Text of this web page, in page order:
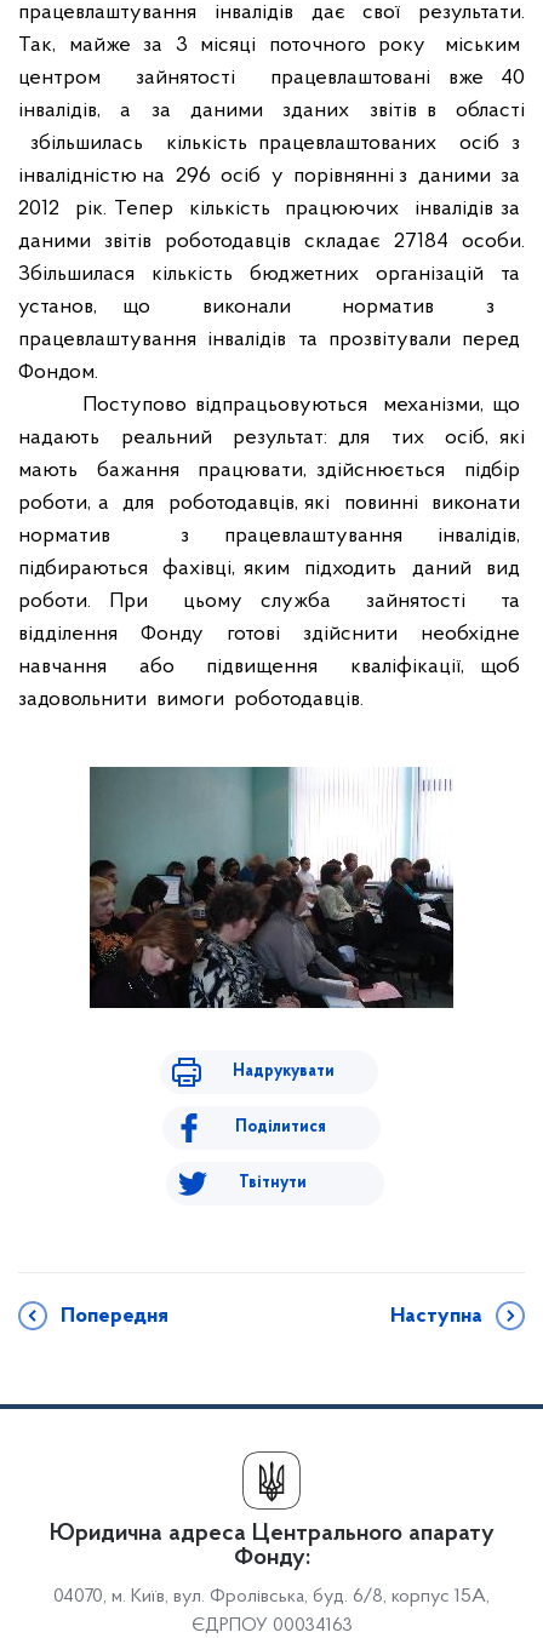
працевлаштування
інвалідів дає свої
результати.
Так,
майже за 3 місяці поточного року
міським
центром
зайнятості
працевлаштовані вже 40
інвалідів,
а за даними зданих звітів в
області
збільшилась
кількість працевлаштованих
осіб з
інвалідністю на 296 осіб у порівнянні з даними за
2012
рік. Тепер кількість працюючих
інвалідів за
даними
звітів роботодавців складає 27184
особи.
Збільшилася
кількість бюджетних організацій
та
установ, що
виконали норматив
з
працевлаштування інвалідів та прозвітували перед
Фондом.
Поступово відпрацьовуються
механізми, що
надають
реальний результат: для тих
осіб, які
мають
бажання працювати, здійснюється
підбір
роботи, а
для роботодавців, які повинні
виконати
норматив
з працевлаштування інвалідів,
підбираються
фахівці, яким підходить даний
вид
роботи. При
цьому служба зайнятості
та
відділення
Фонду готові здійснити
необхідне
навчання
або підвищення
кваліфікації, щоб
задовольнити вимоги роботодавців.
Надрукувати
Поділитися
Твітнути
Попередня Наступна
Юридична адреса Центрального апарату
Фонду:
04070, м. Київ, вул. Фролівська, буд. 6/8, корпус 15А,
ЄДРПОУ 00034163